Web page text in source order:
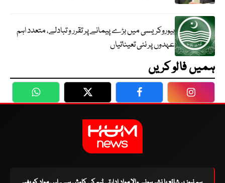
بیوروکریسی میں بڑے پیمانے پر تقرر و تبادلے، متعدد اہم
عہدوں پر نئی تعیناتیاں
ہمیں فالو کریں
WhatsApp Twitter Facebook